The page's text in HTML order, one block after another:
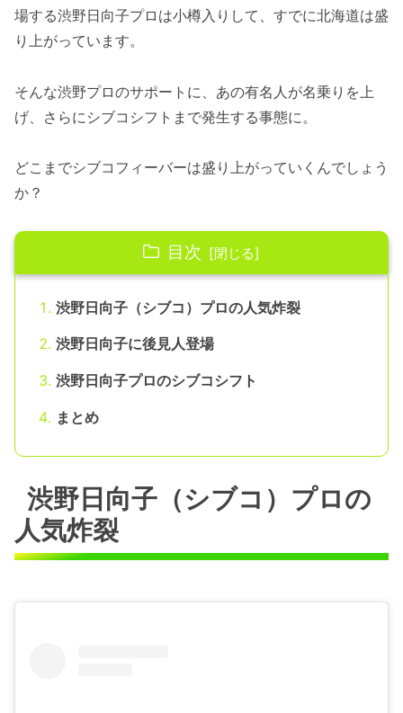
場する渋野日向子プロは小樽入りして、すでに北海道は盛
り上がっています。
そんな渋野プロのサポートに、あの有名人が名乗りを上
げ、さらにシブコシフトまで発生する事態に。
どこまでシブコフィーバーは盛り上がっていくんでしょう
か？
目次
渋野日向子（シブコ）プロの人気炸裂
渋野日向子に後見人登場
渋野日向子プロのシブコシフト
まとめ
渋野日向子（シブコ）プロの
人気炸裂